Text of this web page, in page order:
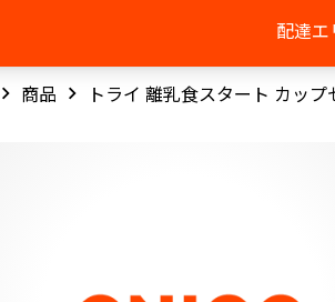
配達エ
商品 トライ 離乳食スタート カップ